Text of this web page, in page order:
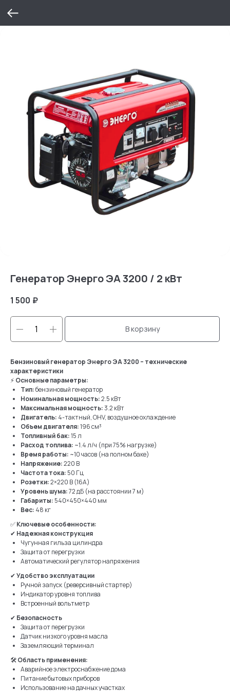
Генератор Энерго ЭА 3200 / 2 кВт
1 500 ₽
В корзину
Бензиновый генератор Энерго ЭА 3200 – технические
характеристики
⚡ Основные параметры:
Тип:бензиновый генератор
Номинальная мощность:2.5 кВт
Максимальная мощность:3.2 кВт
Двигатель: 4-тактный, OHV, воздушное охлаждение
Объем двигателя:196 см³
Топливный бак:15 л
Расход топлива: ~1.4 л/ч (при 75% нагрузке)
Время работы: ~10 часов (на полном баке)
Напряжение:220 В
Частота тока: 50 Гц
Розетки:2×220 В (16А)
Уровень шума:72 дБ (на расстоянии 7 м)
Габариты: 540×450×440 мм
Вес: 48 кг
✅Ключевые особенности:
✔ Надежная конструкция
Чугунная гильза цилиндра
Защита от перегрузки
Автоматический регулятор напряжения
✔Удобство эксплуатации
Ручной запуск (реверсивный стартер)
Индикатор уровня топлива
Встроенный вольтметр
✔ Безопасность
Защита от перегрузки
Датчик низкого уровня масла
Заземляющий терминал
🛠Область применения:
Аварийное электроснабжение дома
Питание бытовых приборов
Использование на дачных участках